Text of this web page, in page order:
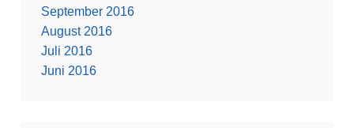
September 2016
August 2016
Juli 2016
Juni 2016